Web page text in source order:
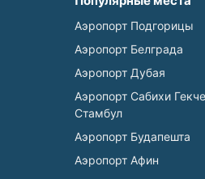
Аэропорт Подгорицы
Аэропорт Белграда
Аэропорт Дубая
Аэропорт Сабихи
Стамбул
Аэропорт Будапешта
Аэропорт Афин